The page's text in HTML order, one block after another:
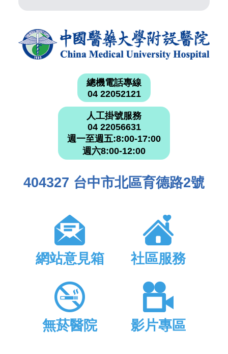
總機電話專線
04 22052121
人工掛號服務
04 22056631
週一至週五:8:00-17:00
週六8:00-12:00
404327 台中市北區育德路2號
網站意見箱 社區服務
無菸醫院 影片專區